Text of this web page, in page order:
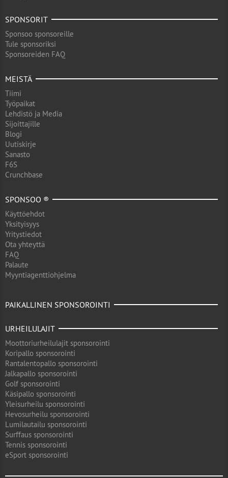
SPONSORIT
Sponsoo sponsoreille
Tule sponsoriksi
Sponsoreiden FAQ
MEISTÄ
Tiimi
Työpaikat
Lehdistö ja Media
Sijoittajille
Blogi
Uutiskirje
Sanasto
F6S
Crunchbase
SPONSOO ®
Käyttöehdot
Yksityisyys
Yritystiedot
Ota yhteyttä
FAQ
Palaute
Myyntiagenttiohjelma
PAIKALLINEN SPONSOROINTI
URHEILULAJIT
Moottoriurheilulajit sponsorointi
Koripallo sponsorointi
Rantalentopallo sponsorointi
Jalkapallo sponsorointi
Golf sponsorointi
Käsipallo sponsorointi
Yleisurheilu sponsorointi
Hevosurheilu sponsorointi
Lumilautailu sponsorointi
Surffaus sponsorointi
Tennis sponsorointi
eSport sponsorointi